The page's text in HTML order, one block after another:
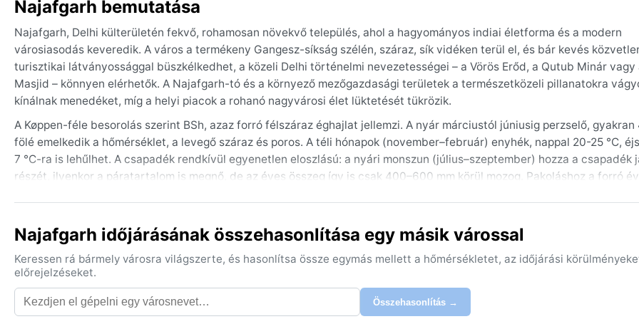
Najafgarh bemutatása
Najafgarh, Delhi külterületén fekvő, rohamosan növekvő település, ahol a hagyományos indiai életforma és a modern
városiasodás keveredik. A város a termékeny Gangesz-síkság szélén, száraz, sík vidéken terül el, és bár kevés
turisztikai látványossággal büszkélkedhet, a közeli Delhi történelmi nevezetességei – a Vörös Erőd, a Qutub Minár vagy
Masjid – könnyen elérhetők. A Najafgarh-tó és a környező mezőgazdasági területek a természetközeli pillanatokra
kínálnak menedéket, míg a helyi piacok a rohanó nagyvárosi élet lüktetését tükrözik.
A Køppen-féle besorolás szerint BSh, azaz forró félszáraz éghajlat jellemzi. A nyár márciustól júniusig perzselő, gyakran
fölé emelkedik a hőmérséklet, a levegő száraz és poros. A téli hónapok (november–február) enyhék, nappal 20-25 °C,
7 °C-ra is lehűlhet. A csapadék rendkívül egyenetlen eloszlású: a nyári monszun (július–szeptember) hozza a csapadék
részét, ilyenkor a páratartalom is megnő, de az éves összeg így is csak 400–600 mm körül mozog. Pakoláshoz a forró
száraz, tiszta. Nyáron gyakoriak a hőhullámok, amelyek akár napokig is eltarthatnak, és a porviharok is jellemzőek. A
időszaka váratlan felhőszakadásokat hozhat, de a város nem szenved komolyabb hurrikánoktól vagy havazástól. Ez a
szélsőségek hazája: a tűző naptól a hirtelen esőkig mindenre fel kell készülni, de az őszi-téli időszak igazán barátságos
számára.
Najafgarh időjárásának összehasonlítása egy másik várossal
Keressen rá bármely városra világszerte, és hasonlítsa össze egymás mellett a hőmérsékletet, az időjárási
előrejelzéseket.
Összehasonlítás →